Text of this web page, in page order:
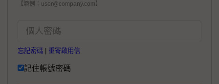
【範例：user@company.com】
忘記密碼 重寄啟用信
記住帳號密碼